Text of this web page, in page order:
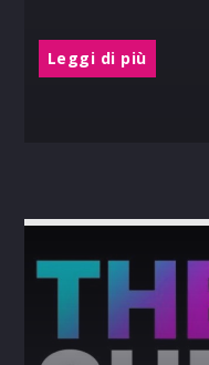
Leggi di più